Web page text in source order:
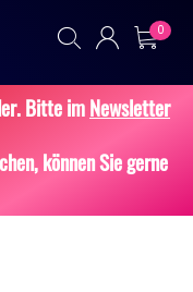
0
Bitte imNewsletter
können Sie gerne